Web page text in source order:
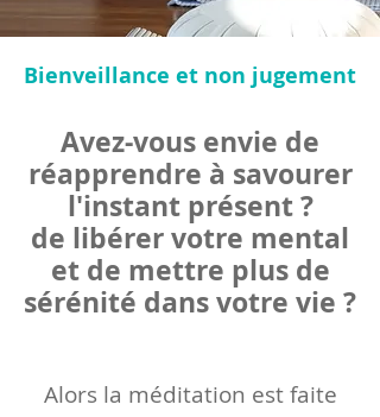
Bienveillance et non jugement
Avez-vous envie de
réapprendre à savourer
l'instant présent ?
de libérer votre mental
et de mettre plus de
sérénité dans votre vie ?
Alors la méditation est faite